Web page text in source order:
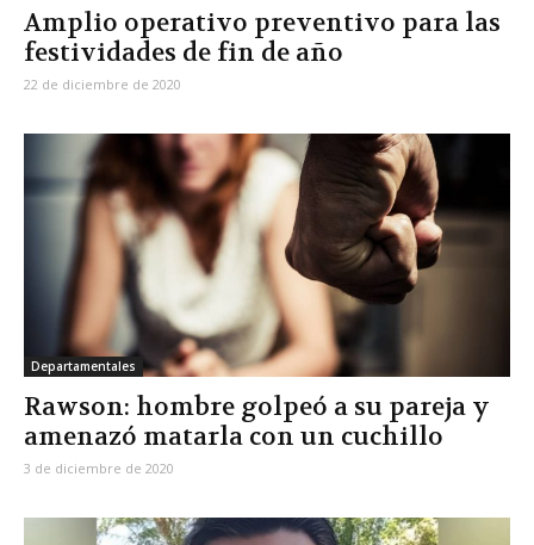
Amplio operativo preventivo para las
festividades de fin de año
22 de diciembre de 2020
Departamentales
Rawson: hombre golpeó a su pareja y
amenazó matarla con un cuchillo
3 de diciembre de 2020